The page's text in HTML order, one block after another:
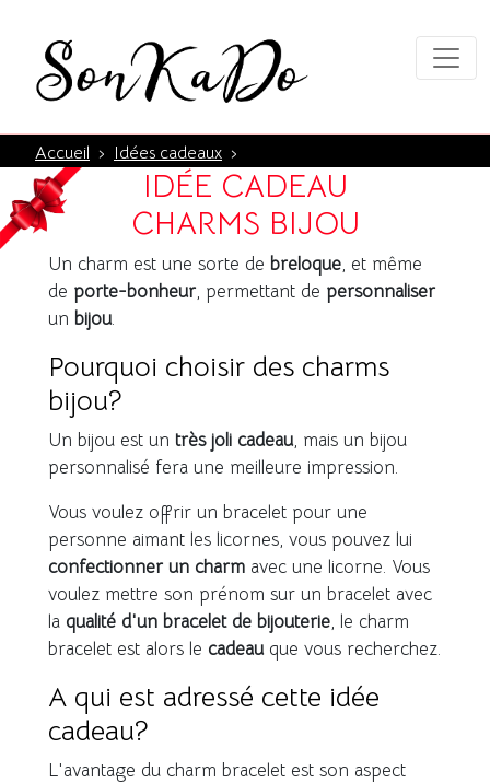
Accueil › Idées cadeaux ›
IDÉE CADEAU
CHARMS BIJOU
Un charm est une sorte de breloque, et même
de porte-bonheur, permettant de personnaliser
un bijou.
Pourquoi choisir des charms
bijou?
Un bijou est un très joli cadeau, mais un bijou
personnalisé fera une meilleure impression.
Vous voulez offrir un bracelet pour une
personne aimant les licornes, vous pouvez lui
confectionner un charm avec une licorne. Vous
voulez mettre son prénom sur un bracelet avec
la qualité d'un bracelet de bijouterie, le charm
bracelet est alors le cadeau que vous recherchez.
A qui est adressé cette idée
cadeau?
L'avantage du charm bracelet est son aspect